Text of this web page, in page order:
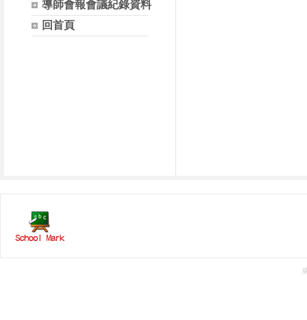
導師會報會議紀錄資料
回首頁